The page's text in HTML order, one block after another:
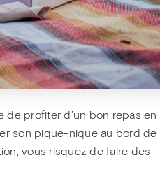
de profiter d’un bon repas en
son pique-nique au bord de
vous risquez de faire des